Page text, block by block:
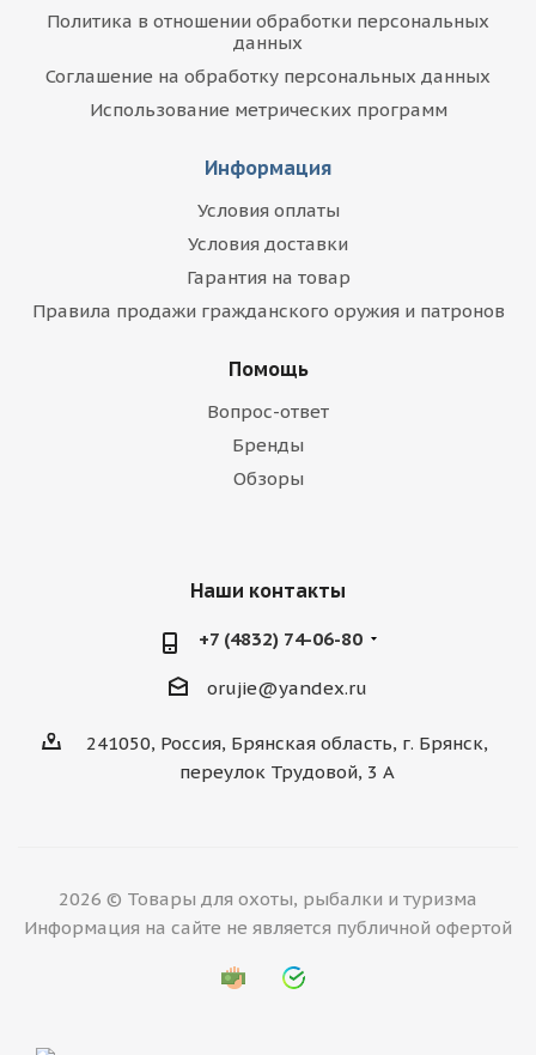
Политика в отношении обработки персональных
данных
Соглашение на обработку персональных данных
Использование метрических программ
Информация
Условия оплаты
Условия доставки
Гарантия на товар
Правила продажи гражданского оружия и патронов
Помощь
Вопрос-ответ
Бренды
Обзоры
Наши контакты
+7 (4832) 74-06-80
orujie@yandex.ru
241050, Россия, Брянская область, г. Брянск,
переулок Трудовой, 3 А
2026 © Товары для охоты, рыбалки и туризма
Информация на сайте не является публичной офертой